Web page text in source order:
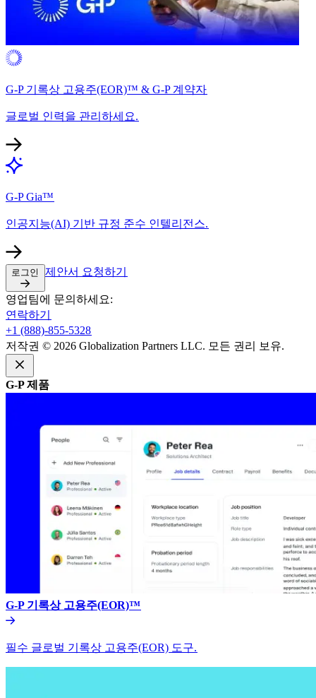
G-P 기록상 고용주(EOR)™ & G-P 계약자​​
글로벌 인력을 관리하세요.​​
G-P Gia™​​
인공지능(AI) 기반 규정 준수 인텔리전스.​​
로그인​​ 제안서 요청하기​​
영업팀에 문의하세요:​​
연락하기​​
+1 (888)-855-5328​​
저작권 © 2026 Globalization Partners LLC. 모든 권리 보유.​​
G-P 제품​​
G-P 기록상 고용주(EOR)™​​
필수 글로벌 기록상 고용주(EOR) 도구.​​